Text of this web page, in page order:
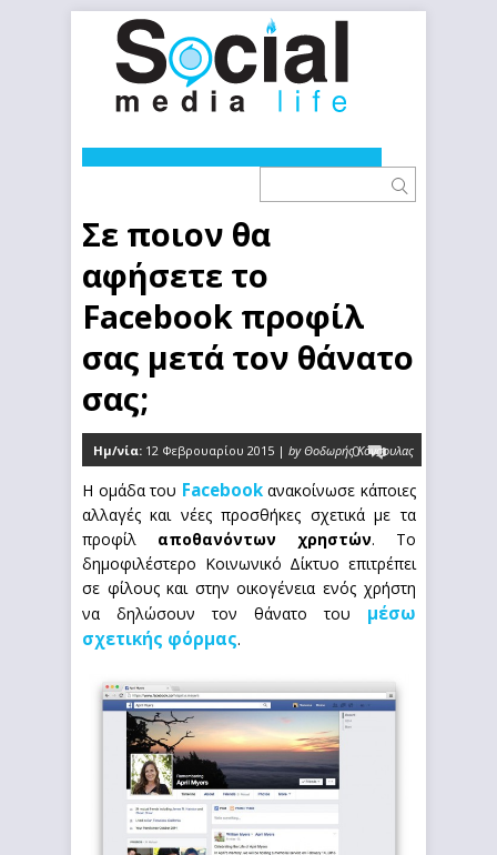
Σε ποιον θα
αφήσετε το
Facebook προφίλ
σας μετά τον θάνατο
σας;
Ημ/νία: 12 Φεβρουαρίου 2015 | by Θοδωρής Κόνσουλας
0
Η ομάδα του Facebookανακοίνωσε κάποιες
αλλαγές και νέες προσθήκες σχετικά με τα
προφίλ αποθανόντων χρηστών. Το
δημοφιλέστερο Κοινωνικό Δίκτυο επιτρέπει
σε φίλους και στην οικογένεια ενός χρήστη
να δηλώσουν τον θάνατο του μέσω
σχετικής φόρμας.